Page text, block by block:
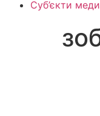
Суб’єкти